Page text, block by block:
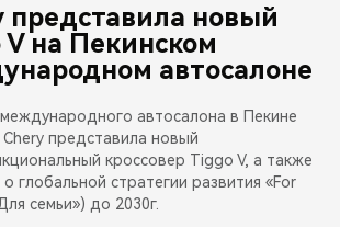
представила новый
V на Пекинском
автосалоне
автосалона в Пекине
представила новый
кроссовер Tiggo V, а также
глобальной стратегии развития «For
семьи») до 2030г.